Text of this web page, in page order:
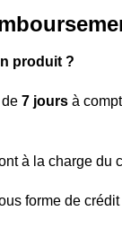
produit ?
7 joursà
à la charge du
forme de crédit